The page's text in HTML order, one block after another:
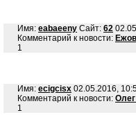
Имя: eabaeeny Сайт: 62
Комментарий к новости:
1
Имя: ecigcisx 02.05.2016,
Комментарий к новости:
1